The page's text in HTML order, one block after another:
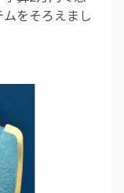
をそろえまし